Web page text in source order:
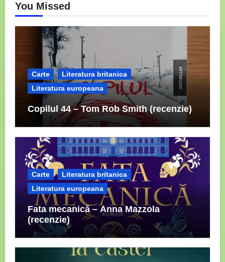
You Missed
Carte
Literatura britanica
Literatura europeana
Copilul 44 – Tom Rob Smith (recenzie)
Carte
Literatura britanica
Literatura europeana
Fata mecanică – Anna Mazzola
(recenzie)